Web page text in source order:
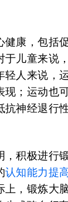
健康，包括
于儿童来说
轻人来说，
现；运动也
抗神经退行
，积极进行
认知能力提
，锻炼大